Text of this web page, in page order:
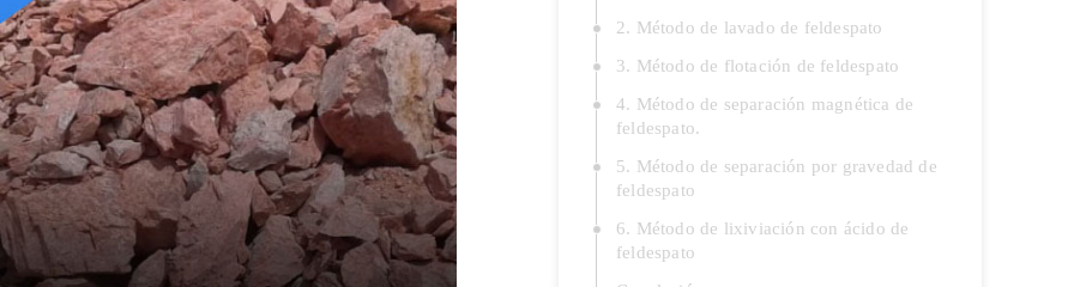
2. Método de lavado de feldespato
3. Método de flotación de feldespato
4. Método de separación magnética de
feldespato.
5. Método de separación por gravedad de
feldespato
6. Método de lixiviación con ácido de
feldespato